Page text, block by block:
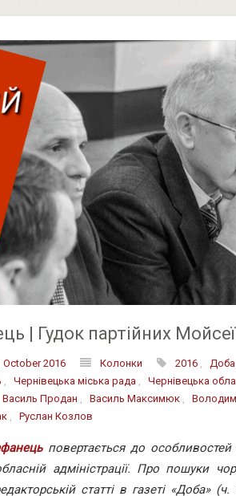
| Гудок партійних
October 2016 Колонки 2016 , Доба
, Чернівецька міська рада , Чернівецька
Василь Продан , Василь Максимюк ,
, Руслан Козлов
повертається до особливостей
адміністрації. Про пошуки
статті в газеті «Доба» (ч.